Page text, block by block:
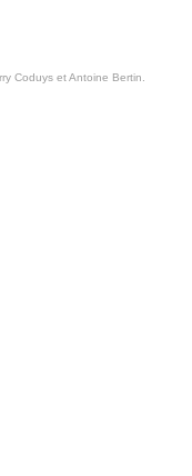
Coduys et Antoine Bertin.